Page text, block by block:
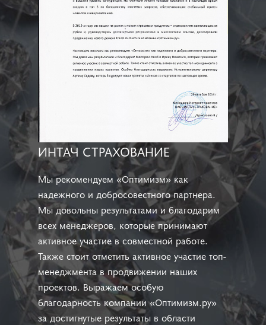
ИНТАЧ СТРАХОВАНИЕ
Мы рекомендуем «Оптимизм» как
надежного и добросовестного партнера.
Мы довольны результатами и благодарим
всех менеджеров, которые принимают
активное участие в совместной работе.
Также стоит отметить активное участие топ-
менеджмента в продвижении наших
проектов. Выражаем особую
благодарность компании «Оптимизм.ру»
за достигнутые результаты в области